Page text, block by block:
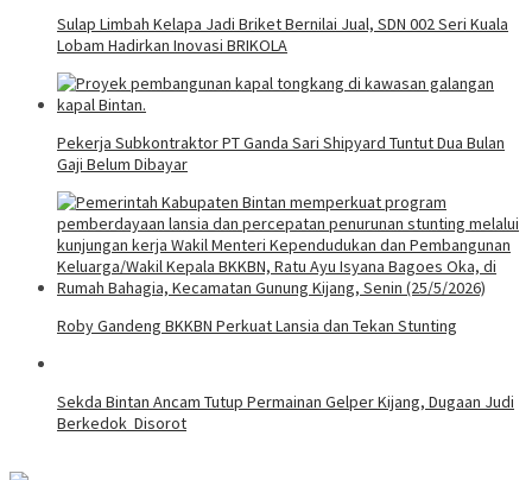
Sulap Limbah Kelapa Jadi Briket Bernilai Jual, SDN 002 Seri Kuala
Lobam Hadirkan Inovasi BRIKOLA
Pekerja Subkontraktor PT Ganda Sari Shipyard Tuntut Dua Bulan
Gaji Belum Dibayar
Roby Gandeng BKKBN Perkuat Lansia dan Tekan Stunting
Sekda Bintan Ancam Tutup Permainan Gelper Kijang, Dugaan Judi
Berkedok Disorot